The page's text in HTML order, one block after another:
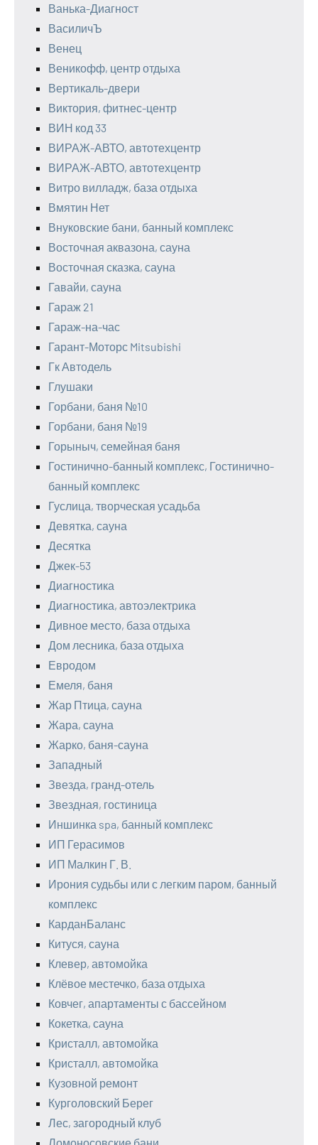
Ванька-Диагност
ВасиличЪ
Венец
Веникофф, центр отдыха
Вертикаль-двери
Виктория, фитнес-центр
ВИН код 33
ВИРАЖ-АВТО, автотехцентр
ВИРАЖ-АВТО, автотехцентр
Витро вилладж, база отдыха
Вмятин Нет
Внуковские бани, банный комплекс
Восточная аквазона, сауна
Восточная сказка, сауна
Гавайи, сауна
Гараж 21
Гараж-на-час
Гарант-Моторс Mitsubishi
Гк Автодель
Глушаки
Горбани, баня №10
Горбани, баня №19
Горыныч, семейная баня
Гостинично-банный комплекс, Гостинично-
банный комплекс
Гуслица, творческая усадьба
Девятка, сауна
Десятка
Джек-53
Диагностика
Диагностика, автоэлектрика
Дивное место, база отдыха
Дом лесника, база отдыха
Евродом
Емеля, баня
Жар Птица, сауна
Жара, сауна
Жарко, баня-сауна
Западный
Звезда, гранд-отель
Звездная, гостиница
Иншинка spa, банный комплекс
ИП Герасимов
ИП Малкин Г. В.
Ирония судьбы или с легким паром, банный
комплекс
КарданБаланс
Китуся, сауна
Клевер, автомойка
Клёвое местечко, база отдыха
Ковчег, апартаменты с бассейном
Кокетка, сауна
Кристалл, автомойка
Кристалл, автомойка
Кузовной ремонт
Курголовский Берег
Лес, загородный клуб